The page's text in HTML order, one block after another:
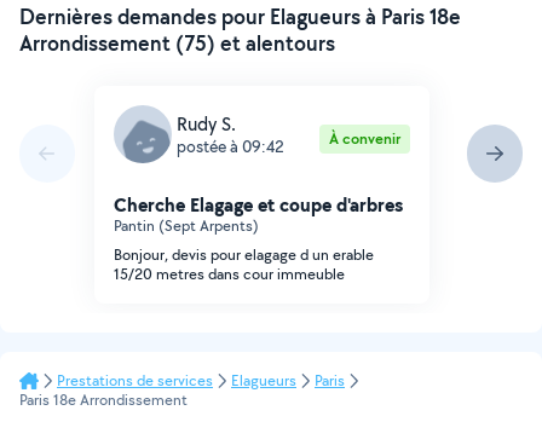
Dernières demandes pour Elagueurs à Paris 18e
Arrondissement (75) et alentours
Rudy S.
postée à 09:42 À convenir
Cherche Elagage et coupe d'arbres
Pantin (Sept Arpents)
Bonjour, devis pour elagage d un erable
15/20 metres dans cour immeuble
Prestations de services Elagueurs
Paris
Paris 18e Arrondissement